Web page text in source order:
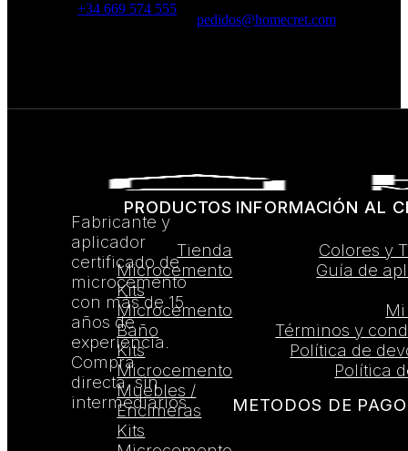
+34 669 574 555
pedidos@homecret.com
Fabricante y
aplicador
certificado de
microcemento
con más de 15
años de
experiencia.
Compra
directa, sin
intermediarios.
PRODUCTOS
Tienda
Microcemento
Kits
Microcemento
Baño
Kits
Microcemento
Muebles /
Encimeras
Kits
INFORMACIÓN AL
Colores y
Guía de
Términos y
Política de
Política
METODOS DE PAGO